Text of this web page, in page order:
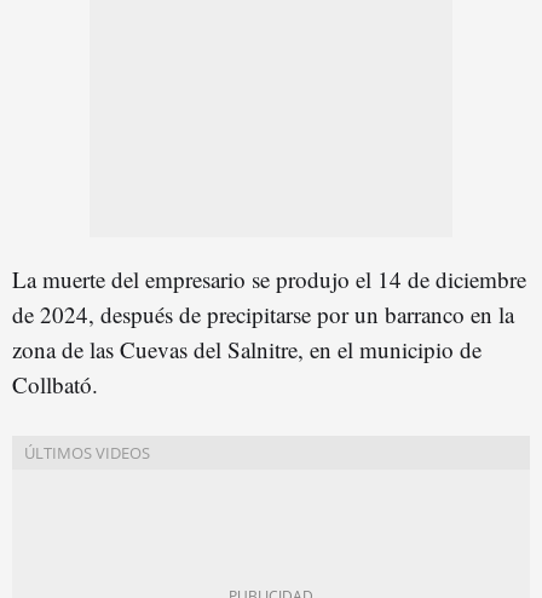
La muerte del empresario se produjo el 14 de diciembre
de 2024, después de precipitarse por un barranco en la
zona de las Cuevas del Salnitre, en el municipio de
Collbató.